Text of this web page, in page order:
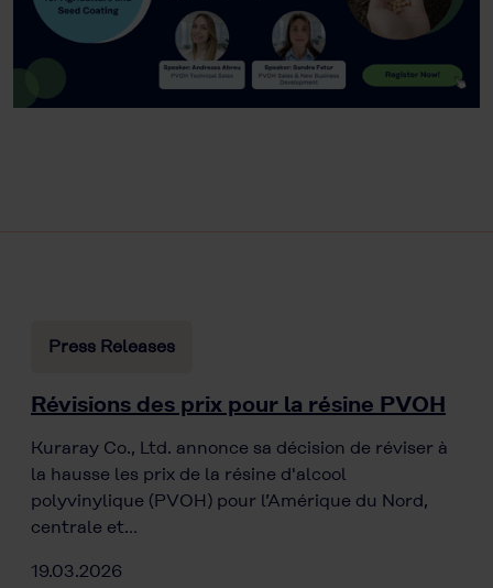
Press Releases
Révisions des prix pour la résine PVOH
Kuraray Co., Ltd. annonce sa décision de réviser à
la hausse les prix de la résine d'alcool
polyvinylique (PVOH) pour l’Amérique du Nord,
centrale et…
19.03.2026